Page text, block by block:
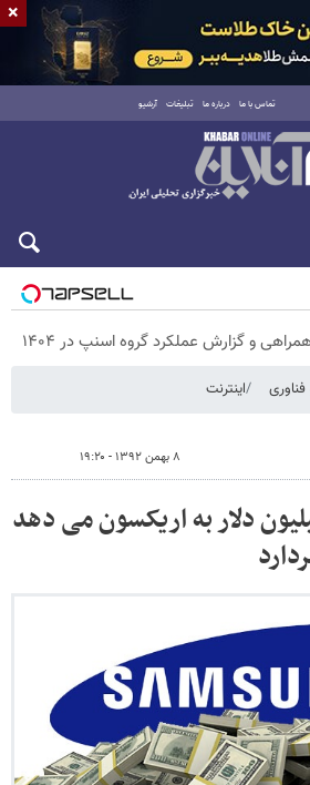
تماس با ما درباره ما تبلیغات آرشیو
و گزارش عملکرد گروه اسنپ در ۱۴۰۴
اینترنت
۸ بهمن ۱۳۹۲ - ۱۹:۲۰
650 میلیون دلار به اریکسون می دهد
×